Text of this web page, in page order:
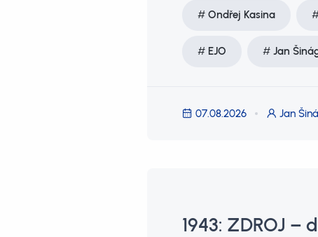
Ondřej Kasina
EJO Jan
07.08.2026 Jan
1943: ZDROJ